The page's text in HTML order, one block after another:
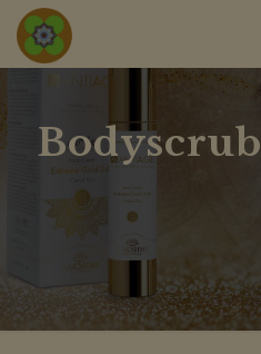
Bodyscrub